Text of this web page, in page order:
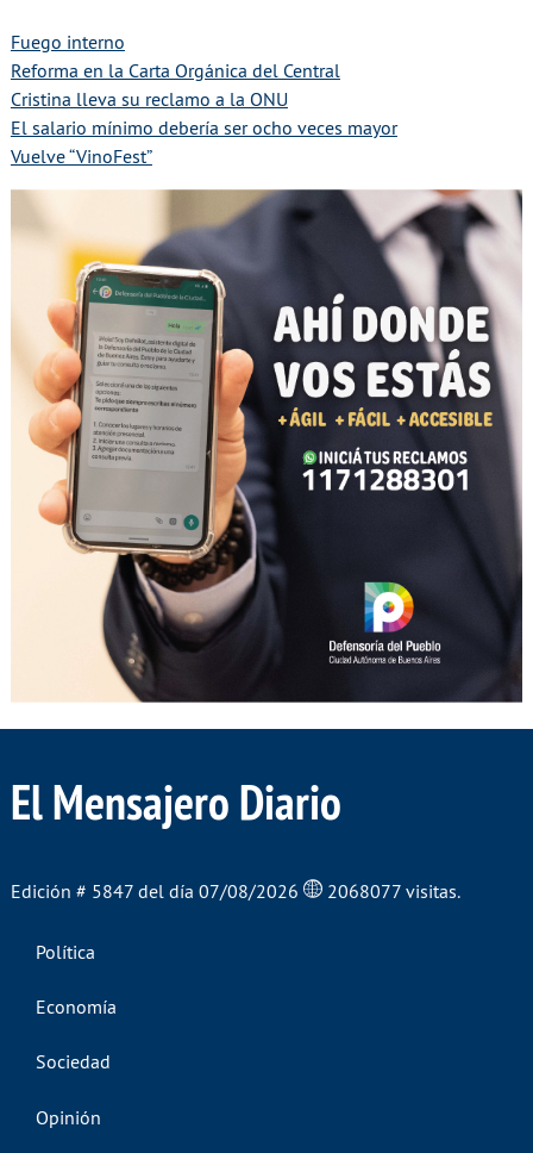
Fuego interno
Reforma en la Carta Orgánica del Central
Cristina lleva su reclamo a la ONU
El salario mínimo debería ser ocho veces mayor
Vuelve “VinoFest”
El Mensajero Diario
Edición # 5847 del día 07/08/2026 2068077 visitas.
Política
Economía
Sociedad
Opinión